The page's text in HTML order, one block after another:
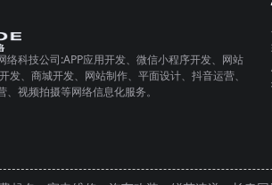
络科技公司:APP应用开发、微信小程序开发、网站
发、商城开发、网站制作、平面设计、抖音运营、
、视频拍摄等网络信息化服务。